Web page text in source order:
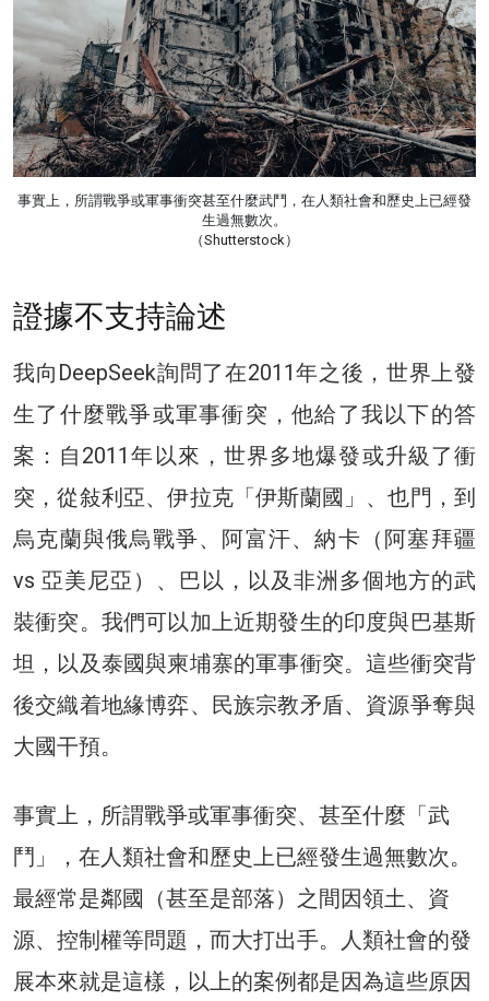
事實上，所謂戰爭或軍事衝突甚至什麼武鬥，在人類社會和歷史上已經發
生過無數次。
（Shutterstock）
證據不支持論述
我向DeepSeek詢問了在2011年之後，世界上發
生了什麼戰爭或軍事衝突，他給了我以下的答
案：自2011年以來，世界多地爆發或升級了衝
突，從敍利亞、伊拉克「伊斯蘭國」、也門，到
烏克蘭與俄烏戰爭、阿富汗、納卡（阿塞拜疆
vs 亞美尼亞）、巴以，以及非洲多個地方的武
裝衝突。我們可以加上近期發生的印度與巴基斯
坦，以及泰國與柬埔寨的軍事衝突。這些衝突背
後交織着地緣博弈、民族宗教矛盾、資源爭奪與
大國干預。
事實上，所謂戰爭或軍事衝突、甚至什麼「武
鬥」，在人類社會和歷史上已經發生過無數次。
最經常是鄰國（甚至是部落）之間因領土、資
源、控制權等問題，而大打出手。人類社會的發
展本來就是這樣，以上的案例都是因為這些原因